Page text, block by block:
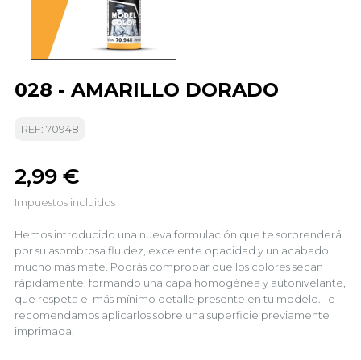
028 - AMARILLO DORADO
REF: 70948
2,99 €
Impuestos incluidos
Hemos introducido una nueva formulación que te sorprenderá
por su asombrosa fluidez, excelente opacidad y un acabado
mucho más mate. Podrás comprobar que los colores secan
rápidamente, formando una capa homogénea y autonivelante,
que respeta el más mínimo detalle presente en tu modelo. Te
recomendamos aplicarlos sobre una superficie previamente
imprimada.